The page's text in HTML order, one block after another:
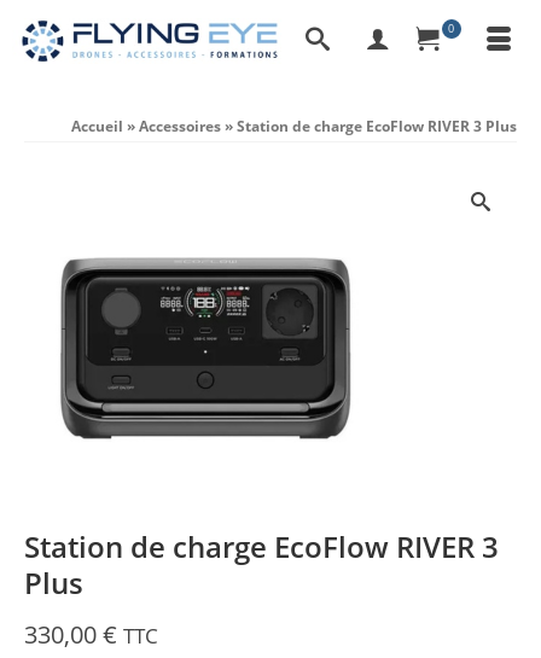
0
Accueil »Accessoires»Station de charge EcoFlow RIVER 3 Plus
Station de charge EcoFlow RIVER 3
Plus
330,00€ TTC